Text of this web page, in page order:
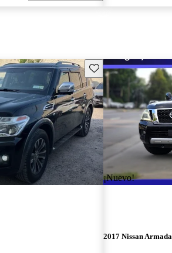
Guarda este Aviso
¡Nuevo!
2017 Nissan Armada